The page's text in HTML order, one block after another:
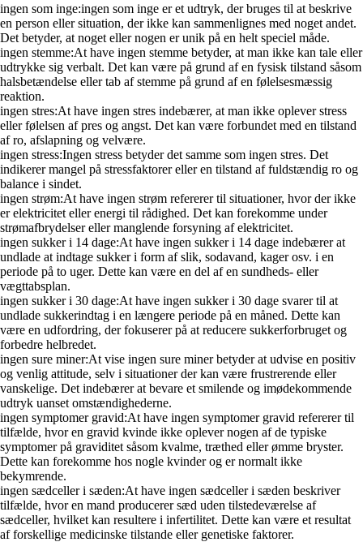
ingen som inge:ingen som inge er et udtryk, der bruges til at beskrive
en person eller situation, der ikke kan sammenlignes med noget andet.
Det betyder, at noget eller nogen er unik på en helt speciel måde.
ingen stemme:At have ingen stemme betyder, at man ikke kan tale eller
udtrykke sig verbalt. Det kan være på grund af en fysisk tilstand såsom
halsbetændelse eller tab af stemme på grund af en følelsesmæssig
reaktion.
ingen stres:At have ingen stres indebærer, at man ikke oplever stress
eller følelsen af pres og angst. Det kan være forbundet med en tilstand
af ro, afslapning og velvære.
ingen stress:Ingen stress betyder det samme som ingen stres. Det
indikerer mangel på stressfaktorer eller en tilstand af fuldstændig ro og
balance i sindet.
ingen strøm:At have ingen strøm refererer til situationer, hvor der ikke
er elektricitet eller energi til rådighed. Det kan forekomme under
strømafbrydelser eller manglende forsyning af elektricitet.
ingen sukker i 14 dage:At have ingen sukker i 14 dage indebærer at
undlade at indtage sukker i form af slik, sodavand, kager osv. i en
periode på to uger. Dette kan være en del af en sundheds- eller
vægttabsplan.
ingen sukker i 30 dage:At have ingen sukker i 30 dage svarer til at
undlade sukkerindtag i en længere periode på en måned. Dette kan
være en udfordring, der fokuserer på at reducere sukkerforbruget og
forbedre helbredet.
ingen sure miner:At vise ingen sure miner betyder at udvise en positiv
og venlig attitude, selv i situationer der kan være frustrerende eller
vanskelige. Det indebærer at bevare et smilende og imødekommende
udtryk uanset omstændighederne.
ingen symptomer gravid:At have ingen symptomer gravid refererer til
tilfælde, hvor en gravid kvinde ikke oplever nogen af de typiske
symptomer på graviditet såsom kvalme, træthed eller ømme bryster.
Dette kan forekomme hos nogle kvinder og er normalt ikke
bekymrende.
ingen sædceller i sæden:At have ingen sædceller i sæden beskriver
tilfælde, hvor en mand producerer sæd uden tilstedeværelse af
sædceller, hvilket kan resultere i infertilitet. Dette kan være et resultat
af forskellige medicinske tilstande eller genetiske faktorer.